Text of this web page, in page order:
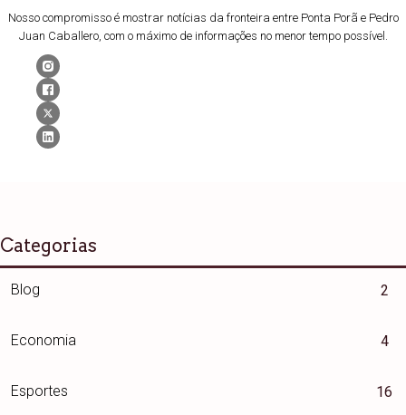
Nosso compromisso é mostrar notícias da fronteira entre Ponta Porã e Pedro
Juan Caballero, com o máximo de informações no menor tempo possível.
Categorias
Blog 2
Economia 4
Esportes 16